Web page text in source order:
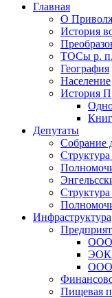
Главная
О
История
ТОСы р.
География
Население
История
Депутаты
Собрание
Структура
Инфраструктура
ООО
ООО
Пищевая